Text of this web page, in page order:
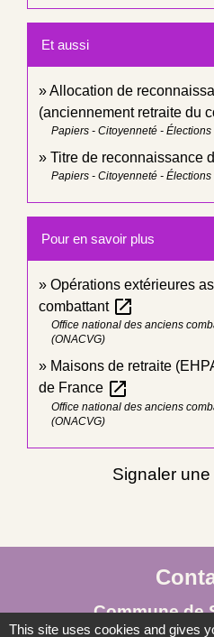
Et aussi
Allocation de
(anciennement retraite du
Papiers - Citoyenneté - Élections
Titre de reconnaissance
Papiers - Citoyenneté - Élections
Pour en savoir plus
Opérations extérieures
combattant open_in_new
Office national des anciens
(ONACVG)
Maisons de retraite
de France open_in_new
Office national des anciens
(ONACVG)
Signaler
Commune de
This site uses cookies and gives